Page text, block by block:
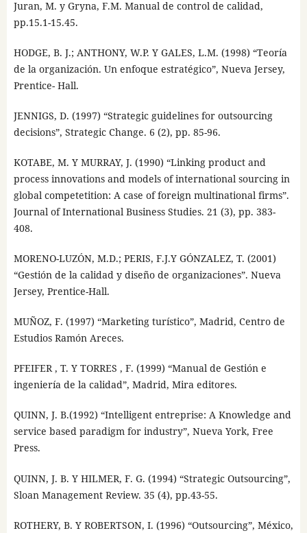
Juran, M. y Gryna, F.M. Manual de control de calidad,
pp.15.1-15.45.
HODGE, B. J.; ANTHONY, W.P. Y GALES, L.M. (1998) “Teoría
de la organización. Un enfoque estratégico”, Nueva Jersey,
Prentice- Hall.
JENNIGS, D. (1997) “Strategic guidelines for outsourcing
decisions”, Strategic Change. 6 (2), pp. 85-96.
KOTABE, M. Y MURRAY, J. (1990) “Linking product and
process innovations and models of international sourcing in
global competetition: A case of foreign multinational firms”.
Journal of International Business Studies. 21 (3), pp. 383-
408.
MORENO-LUZÓN, M.D.; PERIS, F.J.Y GÓNZALEZ, T. (2001)
“Gestión de la calidad y diseño de organizaciones”. Nueva
Jersey, Prentice-Hall.
MUÑOZ, F. (1997) “Marketing turístico”, Madrid, Centro de
Estudios Ramón Areces.
PFEIFER , T. Y TORRES , F. (1999) “Manual de Gestión e
ingeniería de la calidad”, Madrid, Mira editores.
QUINN, J. B.(1992) “Intelligent entreprise: A Knowledge and
service based paradigm for industry”, Nueva York, Free
Press.
QUINN, J. B. Y HILMER, F. G. (1994) “Strategic Outsourcing”,
Sloan Management Review. 35 (4), pp.43-55.
ROTHERY, B. Y ROBERTSON, I. (1996) “Outsourcing”, México,